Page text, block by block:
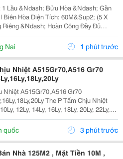
1 Lầu &Ndash; Bửu Hòa &Ndash; Gần
60M&Sup2; (5 X
Riêng &Ndash; Hoàn Công Đầy Đủ
Ngân Hàng Đến 80%. Đường Ô Tô
7 Chỗ Vào Tận Nhà Công Năng:1 Trệt 1 Lầu: 3 Phòng...
Nai 1 phút trước
Nhiệt A515Gr70,A516 Gr70
Nhiệt A515Gr70,A516 Gr70
The ́P Tấm Chịu Nhiệt
12Ly, 14Ly, 16Ly, 18Ly, 20Ly, 22Ly,
6Ly, 8Ly,...
quốc 3 phút trước
Nhà 125M2 , Mặt Tiền 10M ,